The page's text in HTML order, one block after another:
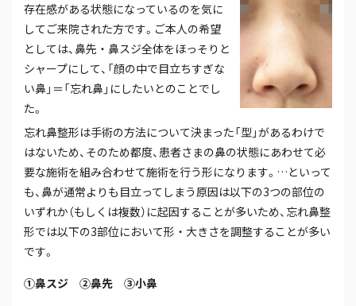
存在感がある状態になっているのを気に
してご来院された方です。ご本人の希望
としては、鼻先・鼻スジ全体をほっそりと
シャープにして、「顔の中で目立ちすぎな
い鼻」＝「忘れ鼻」にしたいとのことでし
た。
忘れ鼻整形は手術の方法について決まった「型」があるわけで
はないため、そのため都度、患者さまの鼻の状態にあわせて必
要な施術を組み合わせて施術を行う形になります。…といって
も、鼻が通常よりも目立ってしまう原因は以下の3つの部位の
いずれか（もしくは複数）に起因することが多いため、忘れ鼻整
形では以下の3部位において形・大きさを調整することが多い
です。
①鼻スジ ②鼻先 ③小鼻